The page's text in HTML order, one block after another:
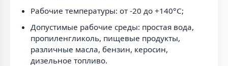
Рабочие температуры: от -20 до +140°C;
Допустимые рабочие среды: простая вода,
пропиленгликоль, пищевые продукты,
различные масла, бензин, керосин,
дизельное топливо.